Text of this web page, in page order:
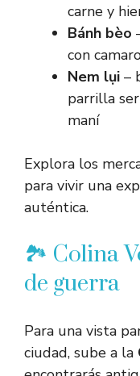
carne y
Bánh bèo
con
Nem lụi –
parrilla
maní
Explora los
para vivir una
auténtica.
🏞️ Colina
de guerra
Para una vista
ciudad, sube a la